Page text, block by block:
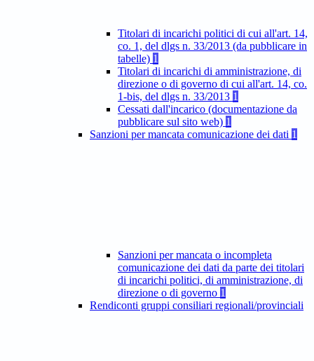
Titolari di incarichi politici di cui all'art. 14,
co. 1, del dlgs n. 33/2013 (da pubblicare in
tabelle) 1
Titolari di incarichi di amministrazione, di
direzione o di governo di cui all'art. 14, co.
1-bis, del dlgs n. 33/2013 1
Cessati dall'incarico (documentazione da
pubblicare sul sito web) 1
Sanzioni per mancata comunicazione dei dati 1
Sanzioni per mancata o incompleta
comunicazione dei dati da parte dei titolari
di incarichi politici, di amministrazione, di
direzione o di governo 1
Rendiconti gruppi consiliari regionali/provinciali